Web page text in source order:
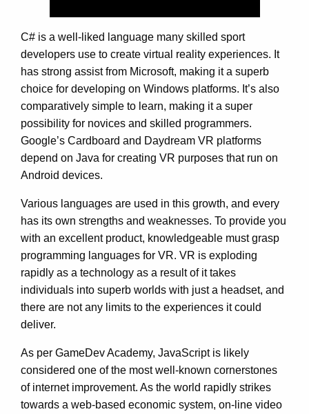
C# is a well-liked language many skilled sport
developers use to create virtual reality experiences. It
has strong assist from Microsoft, making it a superb
choice for developing on Windows platforms. It’s also
comparatively simple to learn, making it a super
possibility for novices and skilled programmers.
Google’s Cardboard and Daydream VR platforms
depend on Java for creating VR purposes that run on
Android devices.
Various languages are used in this growth, and every
has its own strengths and weaknesses. To provide you
with an excellent product, knowledgeable must grasp
programming languages for VR. VR is exploding
rapidly as a technology as a result of it takes
individuals into superb worlds with just a headset, and
there are not any limits to the experiences it could
deliver.
As per GameDev Academy, JavaScript is likely
considered one of the most well-known cornerstones
of internet improvement. As the world rapidly strikes
towards a web-based economic system, on-line video